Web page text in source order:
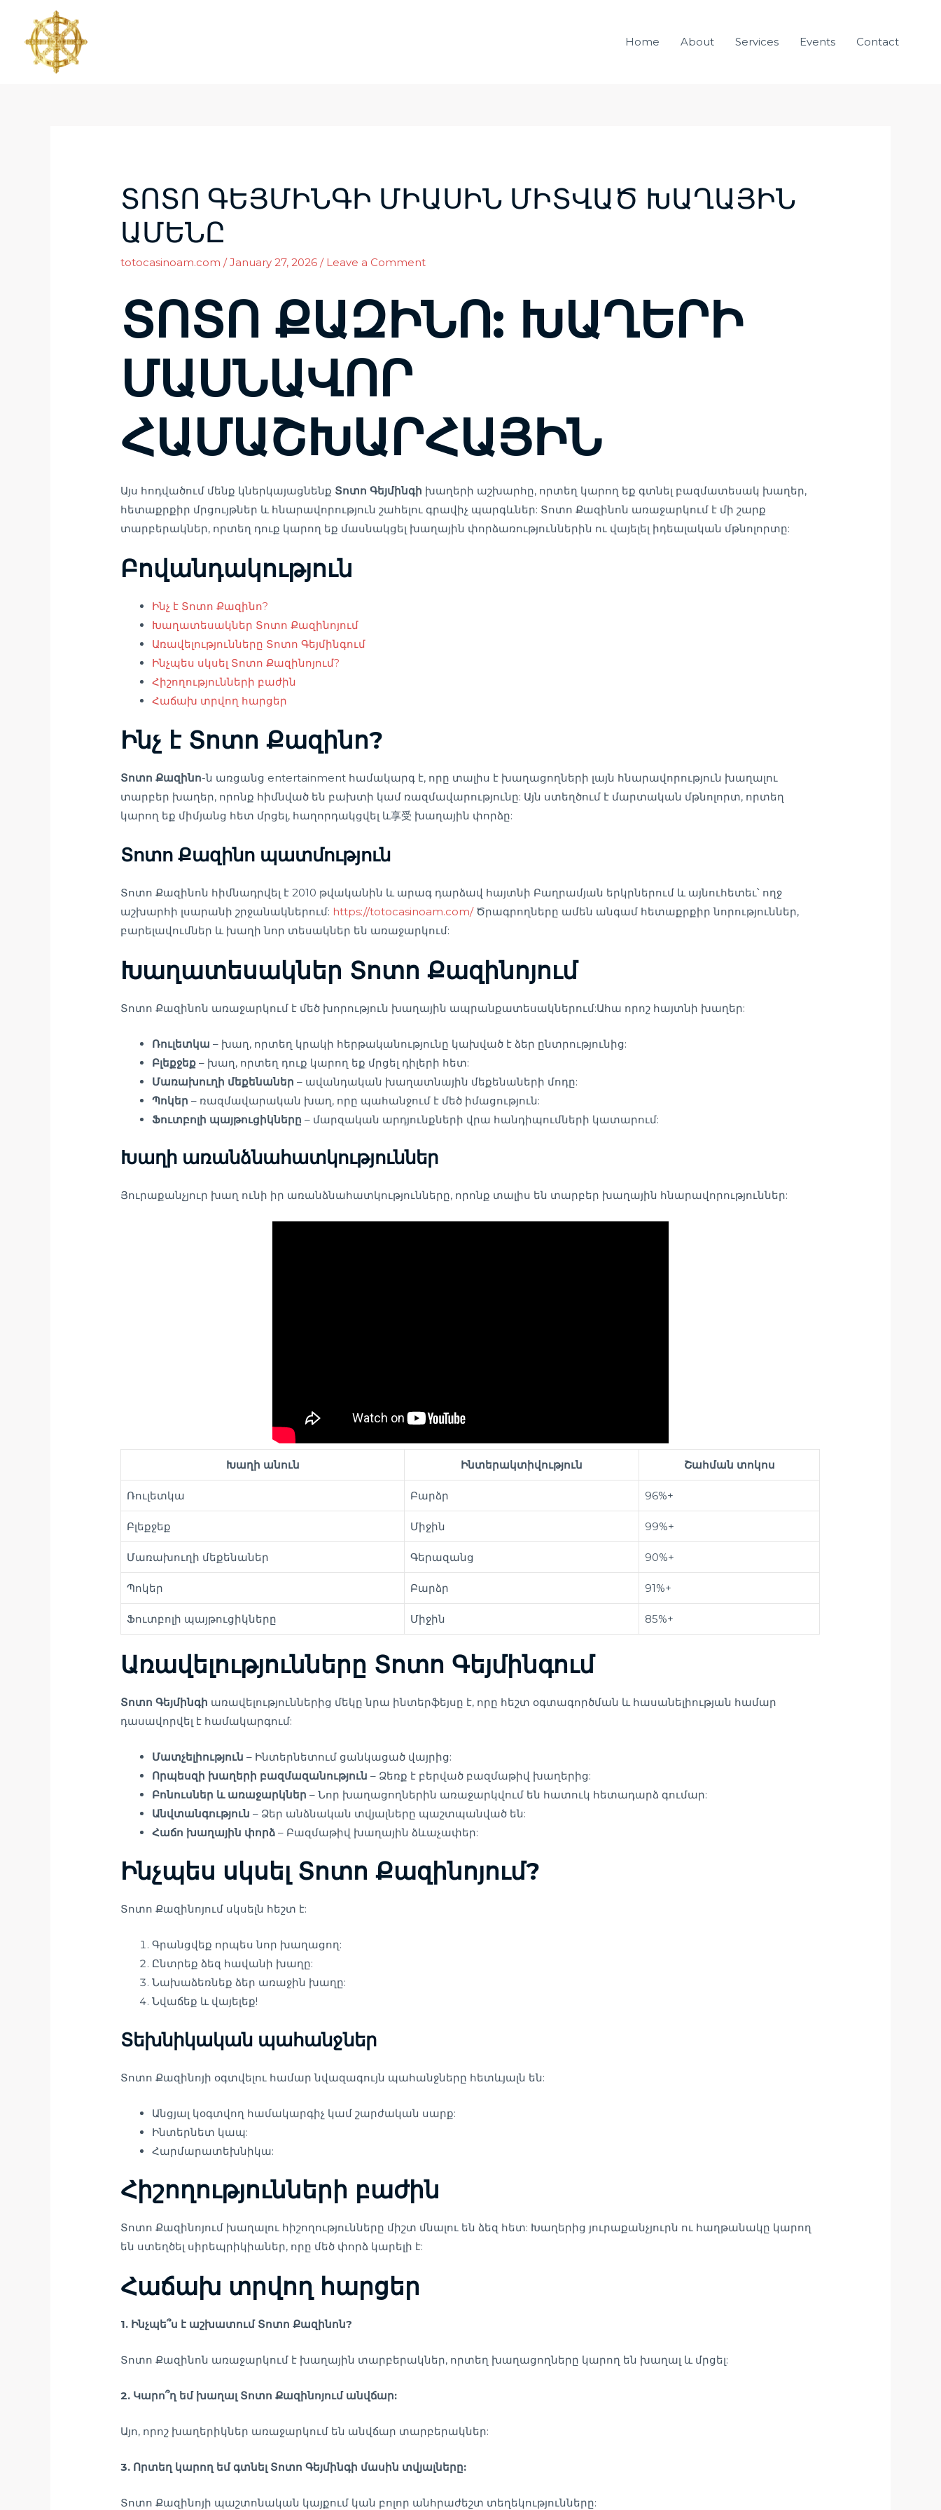
Home About Services Events Contact
ՏՈՏՈ ԳԵՅՄԻՆԳԻ ՄԻԱՍԻՆ ՄԻՏՎԱԾ ԽԱՂԱՅԻՆ
ԱՄԵՆԸ
totocasinoam.com /January 27, 2026 / Leave a Comment
ՏՈՏՈ ՔԱԶԻՆՈ: ԽԱՂԵՐԻ
ՄԱՍՆԱՎՈՐ
ՀԱՄԱՇԽԱՐՀԱՅԻՆ
Այս հոդվածում մենք կներկայացնենք Տոտո Գեյմինգի խաղերի աշխարհը, որտեղ կարող եք գտնել բազմատեսակ խաղեր,
հետաքրքիր մրցույթներ և հնարավորություն շահելու գրավիչ պարգևներ: Տոտո Քազինոն առաջարկում է մի շարք
տարբերակներ, որտեղ դուք կարող եք մասնակցել խաղային փորձառություններին ու վայելել իդեալական մթնոլորտը:
Բովանդակություն
Ինչ է Տոտո Քազինո?
Խաղատեսակներ Տոտո Քազինոյում
Առավելությունները Տոտո Գեյմինգում
Ինչպես սկսել Տոտո Քազինոյում?
Հիշողությունների բաժին
Հաճախ տրվող հարցեր
Ինչ է Տոտո Քազինո?
Տոտո Քազինո-ն առցանց entertainment համակարգ է, որը տալիս է խաղացողների լայն հնարավորություն խաղալու
տարբեր խաղեր, որոնք հիմնված են բախտի կամ ռազմավարությունը: Այն ստեղծում է մարտական մթնոլորտ, որտեղ
կարող եք միմյանց հետ մրցել, հաղորդակցվել և享受 խաղային փորձը:
Տոտո Քազինո պատմություն
Տոտո Քազինոն հիմնադրվել է 2010 թվականին և արագ դարձավ հայտնի Բաղրամյան երկրներում և այնուհետեւ՝ ողջ
աշխարհի լսարանի շրջանակներում: https://totocasinoam.com/Ծրագրողները ամեն անգամ հետաքրքիր նորություններ,
բարելավումներ և խաղի նոր տեսակներ են առաջարկում:
Խաղատեսակներ Տոտո Քազինոյում
Տոտո Քազինոն առաջարկում է մեծ խորություն խաղային ապրանքատեսակներում:Ահա որոշ հայտնի խաղեր:
Ռուլետկա – խաղ, որտեղ կրակի հերթականությունը կախված է ձեր ընտրությունից:
Բլեքջեք – խաղ, որտեղ դուք կարող եք մրցել դիլերի հետ:
Մառախուղի մեքենաներ – ավանդական խաղատնային մեքենաների մոդը:
Պոկեր – ռազմավարական խաղ, որը պահանջում է մեծ իմացություն:
Ֆուտբոլի պայթուցիկները – մարզական արդյունքների վրա հանդիպումների կատարում:
Խաղի առանձնահատկություններ
Յուրաքանչյուր խաղ ունի իր առանձնահատկությունները, որոնք տալիս են տարբեր խաղային հնարավորություններ:
Խաղի անուն Ինտերակտիվություն Շահման տոկոս
Ռուլետկա Բարձր 96%+
Բլեքջեք Միջին 99%+
Մառախուղի մեքենաներ Գերազանց 90%+
Պոկեր Բարձր 91%+
Ֆուտբոլի պայթուցիկները Միջին 85%+
Առավելությունները Տոտո Գեյմինգում
Տոտո Գեյմինգի առավելություններից մեկը նրա ինտերֆեյսը է, որը հեշտ օգտագործման և հասանելիության համար
դասավորվել է համակարգում:
Մատչելիություն – Ինտերնետում ցանկացած վայրից:
Որպեսզի խաղերի բազմազանություն – Ձեռք է բերված բազմաթիվ խաղերից:
Բոնուսներ և առաջարկներ – Նոր խաղացողներին առաջարկվում են հատուկ հետադարձ գումար:
Անվտանգություն – Ձեր անձնական տվյալները պաշտպանված են:
Հաճո խաղային փորձ – Բազմաթիվ խաղային ձևաչափեր:
Ինչպես սկսել Տոտո Քազինոյում?
Տոտո Քազինոյում սկսելն հեշտ է:
Գրանցվեք որպես նոր խաղացող:
Ընտրեք ձեզ հավանի խաղը:
Նախաձեռնեք ձեր առաջին խաղը:
Նվաճեք և վայելեք!
Տեխնիկական պահանջներ
Տոտո Քազինոյի օգտվելու համար նվազագույն պահանջները հետևյալն են:
Անցյալ կօգտվող համակարգիչ կամ շարժական սարք:
Ինտերնետ կապ:
Հարմարատեխնիկա:
Հիշողությունների բաժին
Տոտո Քազինոյում խաղալու հիշողությունները միշտ մնալու են ձեզ հետ: Խաղերից յուրաքանչյուրն ու հաղթանակը կարող
են ստեղծել սիրեպրիկիաներ, որը մեծ փորձ կարելի է:
Հաճախ տրվող հարցեր
1. Ինչպե՞ս է աշխատում Տոտո Քազինոն?
Տոտո Քազինոն առաջարկում է խաղային տարբերակներ, որտեղ խաղացողները կարող են խաղալ և մրցել:
2. Կարո՞ղ եմ խաղալ Տոտո Քազինոյում անվճար:
Այո, որոշ խաղերիկներ առաջարկում են անվճար տարբերակներ:
3. Որտեղ կարող եմ գտնել Տոտո Գեյմինգի մասին տվյալները:
Տոտո Քազինոյի պաշտոնական կայքում կան բոլոր անհրաժեշտ տեղեկությունները: